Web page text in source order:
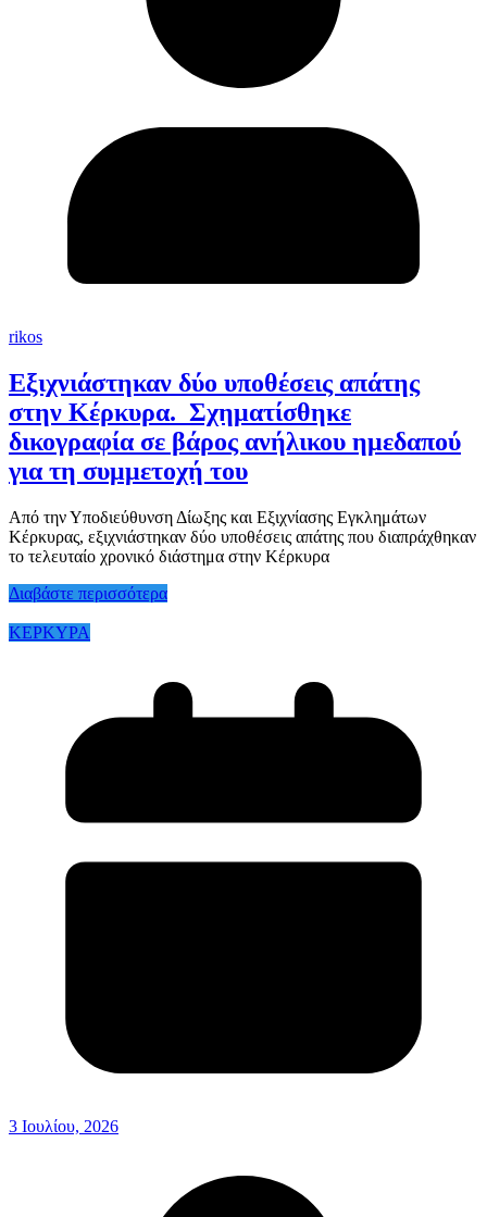
rikos
Εξιχνιάστηκαν δύο υποθέσεις απάτης
στην Κέρκυρα. Σχηματίσθηκε
δικογραφία σε βάρος ανήλικου ημεδαπού
για τη συμμετοχή του
Από την Υποδιεύθυνση Δίωξης και Εξιχνίασης Εγκλημάτων
Κέρκυρας, εξιχνιάστηκαν δύο υποθέσεις απάτης που διαπράχθηκαν
το τελευταίο χρονικό διάστημα στην Κέρκυρα
Διαβάστε περισσότερα
ΚΕΡΚΥΡΑ
3 Ιουλίου, 2026